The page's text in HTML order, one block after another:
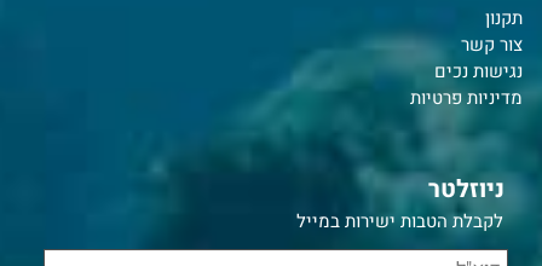
תקנון
צור קשר
נגישות נכים
מדיניות פרטיות
ניוזלטר
לקבלת הטבות ישירות במייל